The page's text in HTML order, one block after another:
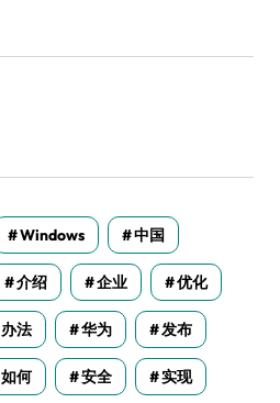
Windows 中国
介绍 企业 优化
办法 华为 发布
如何 安全 实现